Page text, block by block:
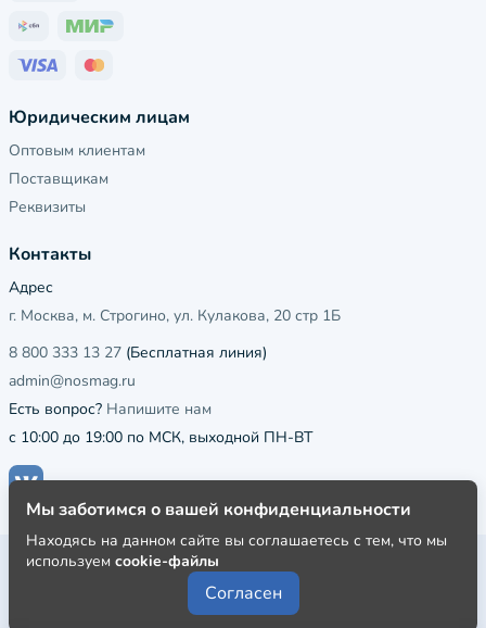
Юридическим лицам
Оптовым клиентам
Поставщикам
Реквизиты
Контакты
Адрес
г. Москва, м. Строгино, ул. Кулакова, 20 стр 1Б
8 800 333 13 27 (Бесплатная линия)
admin@nosmag.ru
Есть вопрос? Напишите нам
с 10:00 до 19:00 по МСК, выходной ПН-ВТ
Публичная оферта
Пользовательское соглашение
Мы заботимся о вашей конфиденциальности
Находясь на данном сайте вы соглашаетесь с тем, что мы
используем cookie-файлы
Согласен